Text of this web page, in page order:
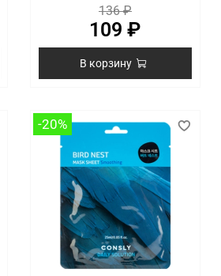
136 ₽
109 ₽
В корзину
-20%